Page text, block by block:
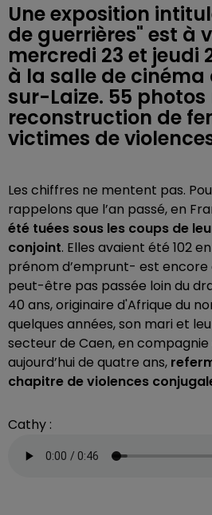
Une exposition
de guerrières" est à
mercredi 23 et jeudi
à la salle de
sur-Laize. 55
reconstruction de
victimes de
Les chiffres ne mentent pas.
rappelons que l’an passé, en
été tuées sous les coups de
conjoint. Elles avaient été 102
prénom d’emprunt- est encore
peut-être pas passée loin du
40 ans, originaire d'Afrique du
quelques années, son mari et
secteur de Caen, en compagnie
aujourd’hui de quatre ans,
chapitre deviolences
Cathy :